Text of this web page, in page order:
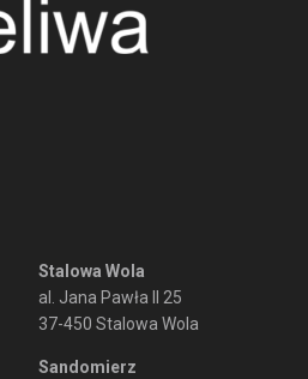
Stalowa Wola
al. Jana Pawła II 25
37-450 Stalowa Wola
Sandomierz